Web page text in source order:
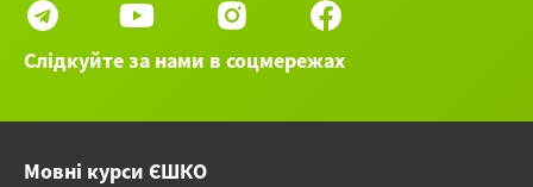
Слідкуйте за нами в соцмережах
Мовні курси ЄШКО